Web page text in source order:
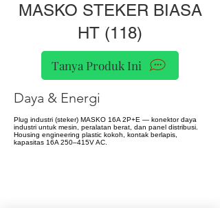
MASKO STEKER BIASA
HT (118)
Tanya Produk Ini
Daya & Energi
Plug industri (steker) MASKO 16A 2P+E — konektor daya
industri untuk mesin, peralatan berat, dan panel distribusi.
Housing engineering plastic kokoh, kontak berlapis,
kapasitas 16A 250–415V AC.